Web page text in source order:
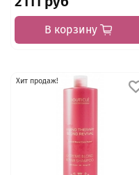
В корзину
Хит продаж!